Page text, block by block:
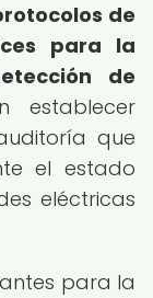
de
para la
de
establecer
que
el estado
eléctricas
para la